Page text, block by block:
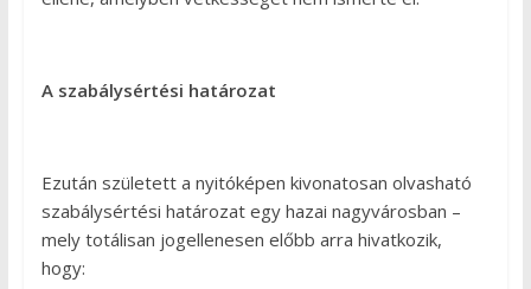
A szabálysértési határozat
Ezután született a nyitóképen kivonatosan olvasható
szabálysértési határozat egy hazai nagyvárosban –
mely totálisan jogellenesen előbb arra hivatkozik,
hogy: